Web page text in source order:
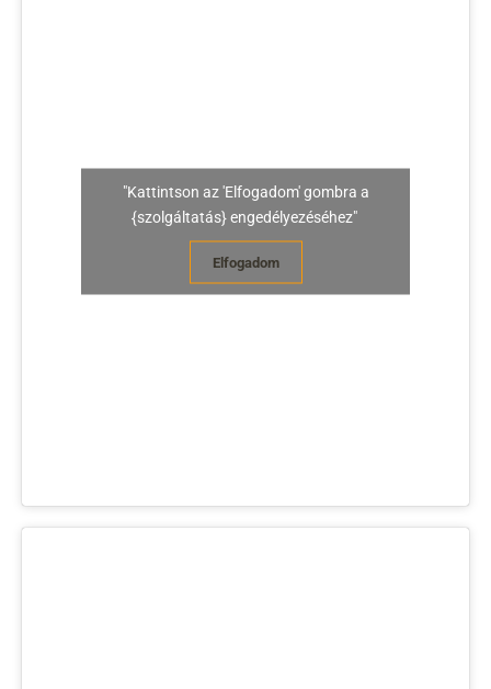
"Kattintson az 'Elfogadom' gombra a
{szolgáltatás} engedélyezéséhez"
Elfogadom